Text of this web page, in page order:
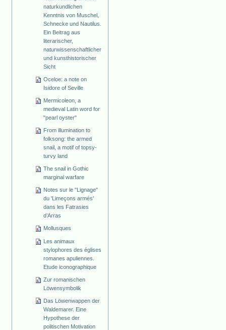
naturkundlichen
Kenntnis von Muschel,
Schnecke und Nautilus.
Ein Beitrag aus
literarischer,
naturwissenschaftlicher
und kunsthistorischer
Sicht
Oceloe: a note on
Isidore of Seville
Mermicoleon, a
medieval Latin word for
"pearl oyster"
From illumination to
folksong: the armed
snail, a motif of topsy-
turvy land
The snail in Gothic
marginal warfare
Notes sur le "Lignage"
du 'Limeçons armés'
dans les Fatrasies
d’Arras
Mollusques
Les animaux
stylophores des églises
romanes apuliennes.
Etude iconographique
Zur romanischen
Löwensymbolik
Das Löwenwappen der
Waldemarer. Eine
Hypothese der
politischen Motivation